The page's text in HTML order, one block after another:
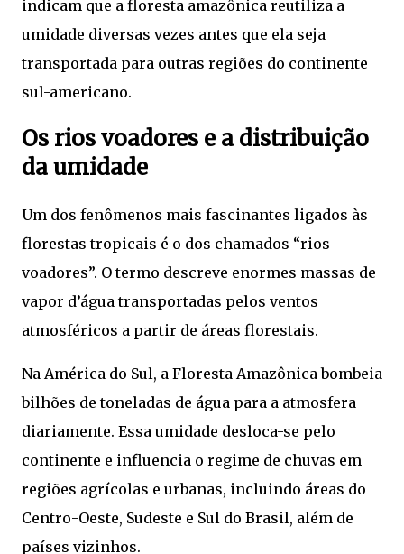
indicam que a floresta amazônica reutiliza a
umidade diversas vezes antes que ela seja
transportada para outras regiões do continente
sul-americano.
Os rios voadores e a distribuição
da umidade
Um dos fenômenos mais fascinantes ligados às
florestas tropicais é o dos chamados “rios
voadores”. O termo descreve enormes massas de
vapor d’água transportadas pelos ventos
atmosféricos a partir de áreas florestais.
Na América do Sul, a Floresta Amazônica bombeia
bilhões de toneladas de água para a atmosfera
diariamente. Essa umidade desloca-se pelo
continente e influencia o regime de chuvas em
regiões agrícolas e urbanas, incluindo áreas do
Centro-Oeste, Sudeste e Sul do Brasil, além de
países vizinhos.